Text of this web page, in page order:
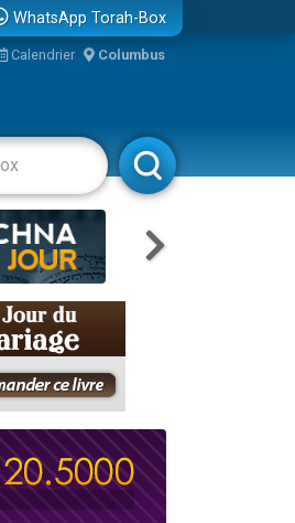
WhatsApp Torah-Box
Calendrier Columbus
Rabbanim